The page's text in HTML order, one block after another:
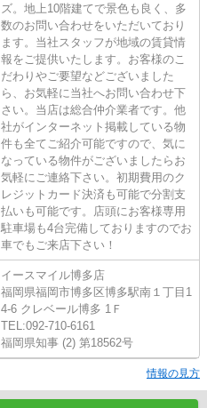
ズ。地上10階建てで景色も良く、多
数のお問い合わせをいただいており
ます。当社スタッフが地域の賃貸情
報をご提供いたします。お客様のこ
だわりやご要望などございました
ら、お気軽に当社へお問い合わせ下
さい。当店は総合仲介業者です。他
社がインターネット掲載している物
件も全てご紹介可能ですので、気に
なっている物件がございましたらお
気軽にご連絡下さい。初期費用のク
レジットカード決済も可能で分割支
払いも可能です。店頭にお客様専用
駐車場も4台完備しておりますのでお
車でもご来店下さい！
イースマイル博多店
福岡県福岡市博多区博多駅南１丁目1
4-6 クレベール博多 1Ｆ
TEL:092-710-6161
福岡県知事 (2) 第18562号
情報の見方